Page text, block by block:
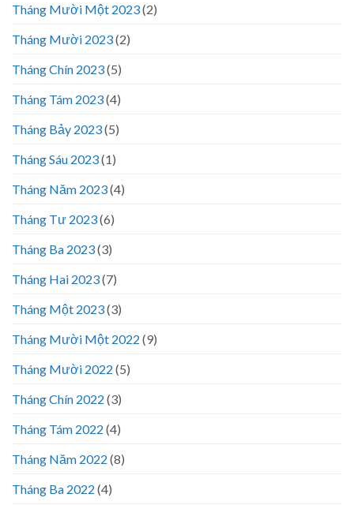
Tháng Mười Một 2023(2)
Tháng Mười 2023(2)
Tháng Chín 2023(5)
Tháng Tám 2023(4)
Tháng Bảy 2023(5)
Tháng Sáu 2023(1)
Tháng Năm 2023(4)
Tháng Tư 2023(6)
Tháng Ba 2023(3)
Tháng Hai 2023(7)
Tháng Một 2023(3)
Tháng Mười Một 2022 (9)
Tháng Mười 2022 (5)
Tháng Chín 2022 (3)
Tháng Tám 2022 (4)
Tháng Năm 2022 (8)
Tháng Ba 2022 (4)